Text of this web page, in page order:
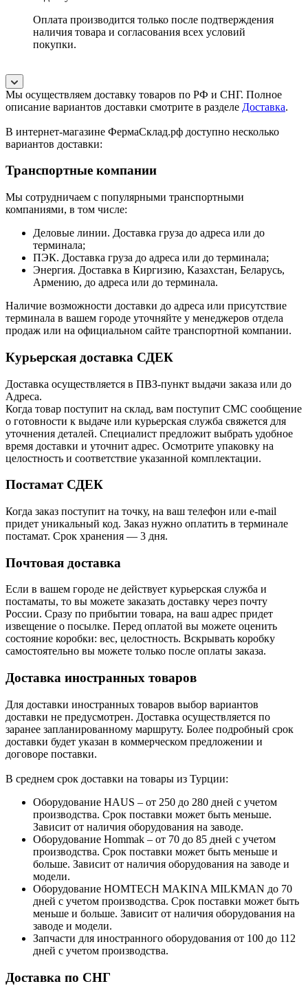
Оплата производится только после подтверждения
наличия товара и согласования всех условий
покупки.
Мы осуществляем доставку товаров по РФ и СНГ. Полное
описание вариантов доставки смотрите в разделе Доставка.
В интернет-магазине ФермаСклад.рф доступно несколько
вариантов доставки:
Транспортные компании
Мы сотрудничаем с популярными транспортными
компаниями, в том числе:
Деловые линии. Доставка груза до адреса или до
терминала;
ПЭК. Доставка груза до адреса или до терминала;
Энергия. Доставка в Киргизию, Казахстан, Беларусь,
Армению, до адреса или до терминала.
Наличие возможности доставки до адреса или присутствие
терминала в вашем городе уточняйте у менеджеров отдела
продаж или на официальном сайте транспортной компании.
Курьерская доставка СДЕК
Доставка осуществляется в ПВЗ-пункт выдачи заказа или до
Адреса.
Когда товар поступит на склад, вам поступит СМС сообщение
о готовности к выдаче или курьерская служба свяжется для
уточнения деталей. Специалист предложит выбрать удобное
время доставки и уточнит адрес. Осмотрите упаковку на
целостность и соответствие указанной комплектации.
Постамат СДЕК
Когда заказ поступит на точку, на ваш телефон или e-mail
придет уникальный код. Заказ нужно оплатить в терминале
постамат. Срок хранения — 3 дня.
Почтовая доставка
Если в вашем городе не действует курьерская служба и
постаматы, то вы можете заказать доставку через почту
России. Сразу по прибытии товара, на ваш адрес придет
извещение о посылке. Перед оплатой вы можете оценить
состояние коробки: вес, целостность. Вскрывать коробку
самостоятельно вы можете только после оплаты заказа.
Доставка иностранных товаров
Для доставки иностранных товаров выбор вариантов
доставки не предусмотрен. Доставка осуществляется по
заранее запланированному маршруту. Более подробный срок
доставки будет указан в коммерческом предложении и
договоре поставки.
В среднем срок доставки на товары из Турции:
Оборудование HAUS – от 250 до 280 дней с учетом
производства. Срок поставки может быть меньше.
Зависит от наличия оборудования на заводе.
Оборудование Hommak – от 70 до 85 дней с учетом
производства. Срок поставки может быть меньше и
больше. Зависит от наличия оборудования на заводе и
модели.
Оборудование HOMTECH MAKINA MILKMAN до 70
дней с учетом производства. Срок поставки может быть
меньше и больше. Зависит от наличия оборудования на
заводе и модели.
Запчасти для иностранного оборудования от 100 до 112
дней с учетом производства.
Доставка по СНГ